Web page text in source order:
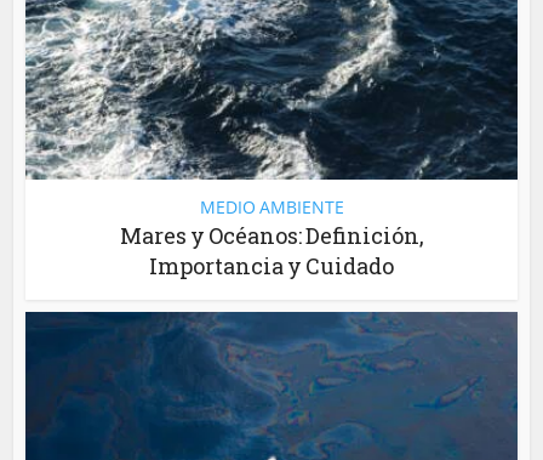
MEDIO AMBIENTE
Mares y Océanos: Definición,
Importancia y Cuidado